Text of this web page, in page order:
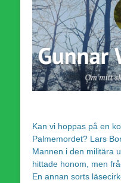
Kan vi hoppas på en
Palmemordet? Lars
Mannen i den militära
hittade honom, men
En annan sorts